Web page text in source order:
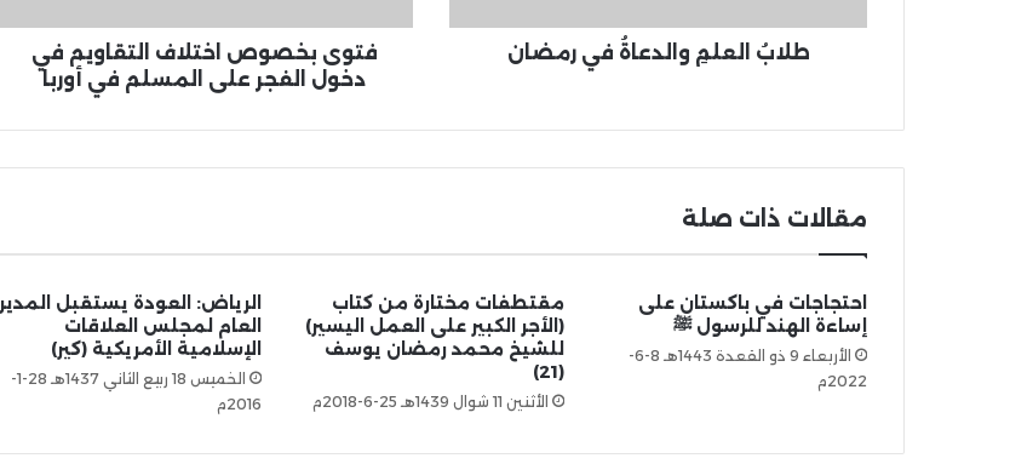
طلابُ العلمِ والدعاةُ في رمضان
فتوى بخصوص اختلاف التقاويم في
دخول الفجر على المسلم في أوربا
مقالات ذات صلة
احتجاجات في باكستان على
إساءة الهند للرسول ﷺ
الأربعاء 9 ذو القعدة 1443هـ 8-6-
2022م
مقتطفات مختارة من كتاب
(الأجر الكبير على العمل اليسير)
للشيخ محمد رمضان يوسف
(21)
الأثنين 11 شوال 1439هـ 25-6-2018م
الرياض: العودة يستقبل المدير
العام لمجلس العلاقات
الإسلامية الأمريكية (كير)
الخميس 18 ربيع الثاني 1437هـ 28-1-
2016م